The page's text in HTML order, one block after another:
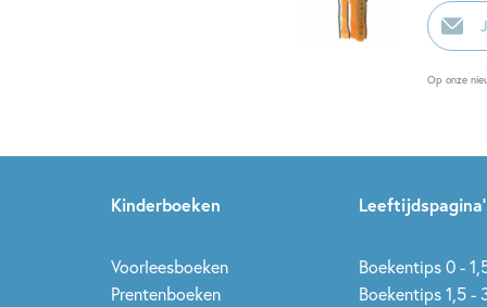
E-
mailadres
Op onze
Kinderboeken
Voorleesboeken
Prentenboeken
Boekentips 0 -
Boekentips 1,5 -